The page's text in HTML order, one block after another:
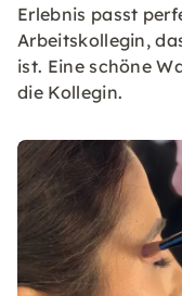
Erlebnis passt
Arbeitskollegin,
ist. Eine schöne
die Kollegin.